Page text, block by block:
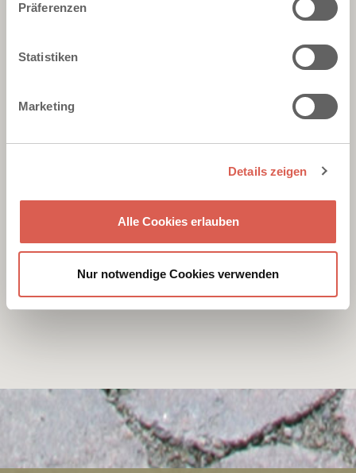
Präferenzen
Statistiken
Marketing
Details zeigen
Alle Cookies erlauben
Nur notwendige Cookies verwenden